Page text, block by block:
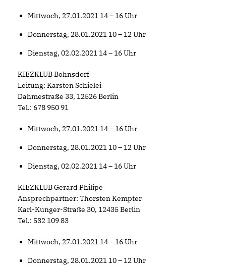
Mittwoch, 27.01.2021 14 – 16 Uhr
Donnerstag, 28.01.2021 10 – 12 Uhr
Dienstag, 02.02.2021 14 – 16 Uhr
KIEZKLUB Bohnsdorf
Leitung: Karsten Schielei
Dahmestraße 33, 12526 Berlin
Tel.: 678 950 91
Mittwoch, 27.01.2021 14 – 16 Uhr
Donnerstag, 28.01.2021 10 – 12 Uhr
Dienstag, 02.02.2021 14 – 16 Uhr
KIEZKLUB Gerard Philipe
Ansprechpartner: Thorsten Kempter
Karl-Kunger-Straße 30, 12435 Berlin
Tel.: 532 109 83
Mittwoch, 27.01.2021 14 – 16 Uhr
Donnerstag, 28.01.2021 10 – 12 Uhr